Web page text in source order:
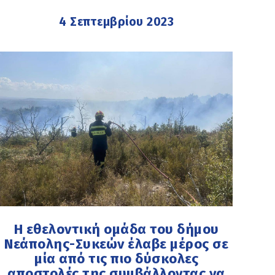
4 Σεπτεμβρίου 2023
Η εθελοντική ομάδα του δήμου
Νεάπολης-Συκεών έλαβε μέρος σε
μία από τις πιο δύσκολες